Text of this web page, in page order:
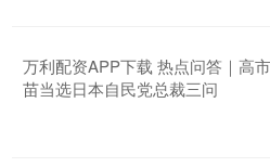
万利配资APP下载 热点问答｜高
苗当选日本自民党总裁三问